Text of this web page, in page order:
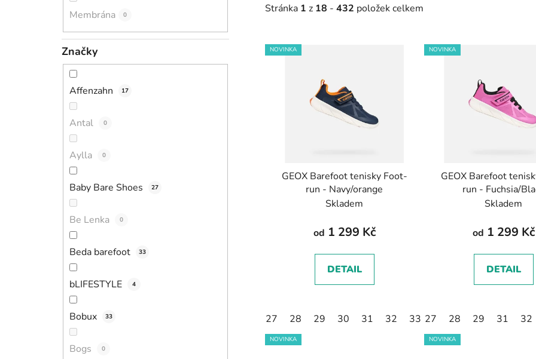
Membrána 0
Značky
Affenzahn 17
Antal 0
Aylla 0
Baby Bare Shoes 27
Be Lenka 0
Beda barefoot 33
bLIFESTYLE 4
Bobux 33
Bogs 0
Stránka 1 z 18 - 432 položek celkem
V
ý
NOVINKA
GEOX Barefoot tenisky Foot-
run - Navy/orange
Skladem
od 1 299 Kč
DETAIL
27 28 29 30 31 32 33 34 35
NOVINKA
GEOX Barefoot
run - Fuchsia/
Skladem
od 1 299 Kč
DETAIL
27 28 29 31 32
NOVINKA NOVINKA